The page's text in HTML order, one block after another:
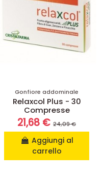
Gonfiore addominale
Relaxcol Plus - 30
Compresse
21,68 € 24,09 €
Aggiungi al
carrello